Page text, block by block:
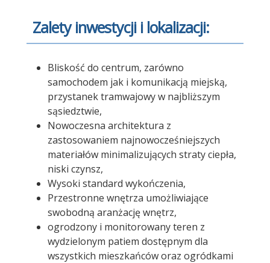
Zalety inwestycji i lokalizacji:
Bliskość do centrum, zarówno
samochodem jak i komunikacją miejską,
przystanek tramwajowy w najbliższym
sąsiedztwie,
Nowoczesna architektura z
zastosowaniem najnowocześniejszych
materiałów minimalizujących straty ciepła,
niski czynsz,
Wysoki standard wykończenia,
Przestronne wnętrza umożliwiające
swobodną aranżację wnętrz,
ogrodzony i monitorowany teren z
wydzielonym patiem dostępnym dla
wszystkich mieszkańców oraz ogródkami